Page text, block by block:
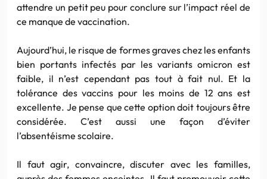
attendre un petit peu pour conclure sur l’impact réel de
ce manque de vaccination.
Aujourd’hui, le risque de formes graves chez les enfants
bien portants infectés par les variants omicron est
faible, il n’est cependant pas tout à fait nul. Et la
tolérance des vaccins pour les moins de 12 ans est
excellente. Je pense que cette option doit toujours être
considérée. C’est aussi une façon d’éviter
l’absentéisme scolaire.
Il faut agir, convaincre, discuter avec les familles,